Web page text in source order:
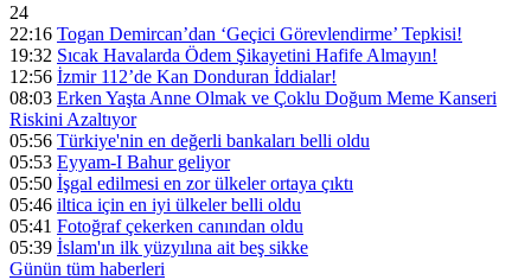
24
22:16 Togan Demircan’dan ‘Geçici Görevlendirme’ Tepkisi!
19:32 Sıcak Havalarda Ödem Şikayetini Hafife Almayın!
12:56 İzmir 112’de Kan Donduran İddialar!
08:03 Erken Yaşta Anne Olmak ve Çoklu Doğum Meme Kanseri
Riskini Azaltıyor
05:56 Türkiye'nin en değerli bankaları belli oldu
05:53 Eyyam-I Bahur geliyor
05:50 İşgal edilmesi en zor ülkeler ortaya çıktı
05:46 iltica için en iyi ülkeler belli oldu
05:41 Fotoğraf çekerken canından oldu
05:39 İslam'ın ilk yüzyılına ait beş sikke
Günün tüm haberleri